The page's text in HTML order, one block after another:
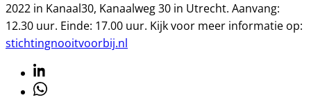
2022 in Kanaal30, Kanaalweg 30 in Utrecht. Aanvang:
12.30 uur. Einde: 17.00 uur. Kijk voor meer informatie op:
stichtingnooitvoorbij.nl
Linkedin
Whatsapp